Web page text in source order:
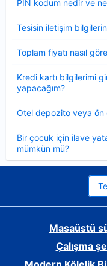
PIN kodum nedir ve
Tesisin iletişim
Toplam fiyatı nasıl
Kredi kartı bilgilerimi
yapacağım?
Otel depozito veya ön
Bir çocuk için ilave
mümkün mü?
Masaüstü
Çalışma